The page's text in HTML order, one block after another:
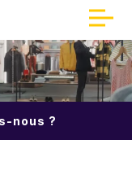
nous ?